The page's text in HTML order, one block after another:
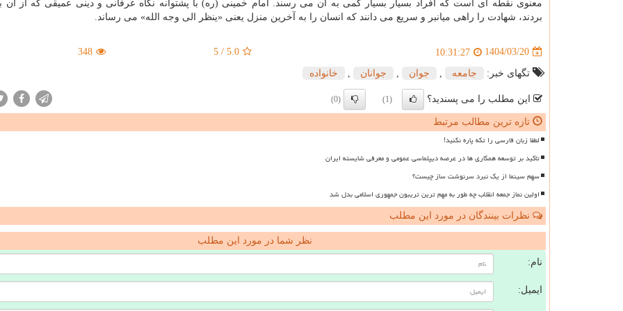
معنوی نقطه ای است که افراد بسیار بسیار کمی به آن می رسند. امام خمینی (ره) با پشتوانه نگاه عرفانی و دینی عمیقی که از آن
بردند، شهادت را راهی میانبر و سریع می دانند که انسان را به آخرین منزل یعنی «ینظر الی وجه الله» می رساند.
1404/03/20
10:31:27
5.0
/
5
348
تگهای خبر: جامعه جوان جوانان خانواده
این مطلب را می پسندید؟ (1)
(0)
تازه ترین مطالب مرتبط
لطفا زبان فارسی را تکه پاره نکنید!
تاکید بر توسعه همکاری ها در عرصه دیپلماسی عمومی و معرفی شایسته ایران
سهم سینما از یک نبرد سرنوشت ساز چیست؟
اولین نماز جمعه انقلاب چه طور به مهم ترین تریبون جمهوری اسلامی بدل شد
نظرات بینندگان در مورد این مطلب
نظر شما در مورد این مطلب
نام:
ایمیل: